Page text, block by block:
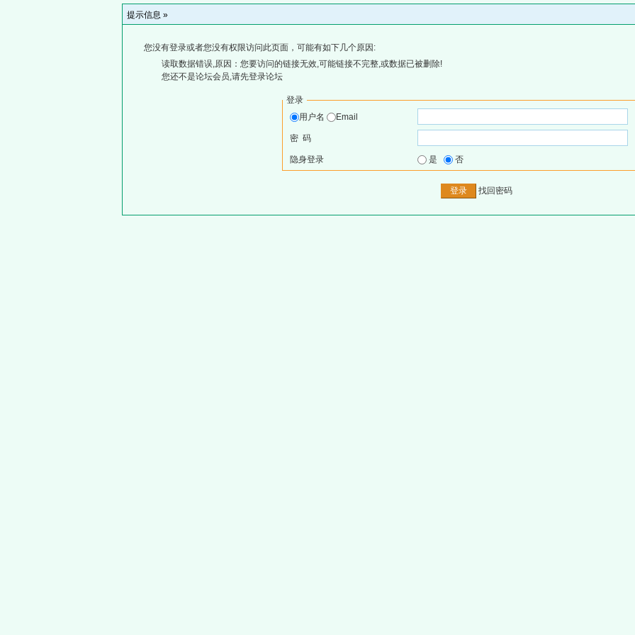
提示信息 »
您没有登录或者您没有权限访问此页面，可能有如下几个原因:
读取数据错误,原因：您要访问的链接无效,可能链接不完整,或数据已被删除!
您还不是论坛会员,请先登录论坛
登录
用户名
Email
密 码
隐身登录 是 否
找回密码